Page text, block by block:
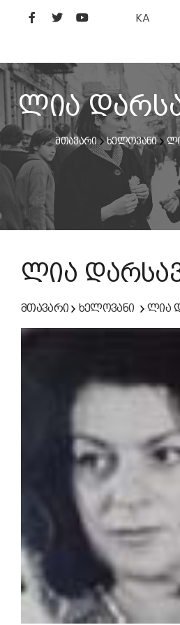
KA
ᲤᲘᲚᲛᲔᲑᲘ
ᲮᲔᲚᲝᲕᲐᲜᲘ
ᲙᲘᲜᲝᲡᲢᲣᲓᲘᲐ
ᲙᲘᲜᲝᲐᲙᲐᲓᲔᲛᲘᲐ
ლია
მთავარი ხელოვანი
ლია
მთავარი ხელოვანი ლია